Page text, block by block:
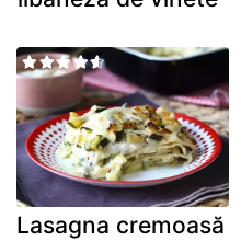
Lasagna cremoasă